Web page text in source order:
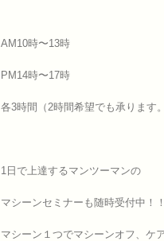
AM10時〜13時
PM14時〜17時
各3時間（2時間希望でも承ります。
1日で上達するマンツーマンの
マシーンセミナーも随時受付中！！
マシーン１つでマシーンオフ、ケ